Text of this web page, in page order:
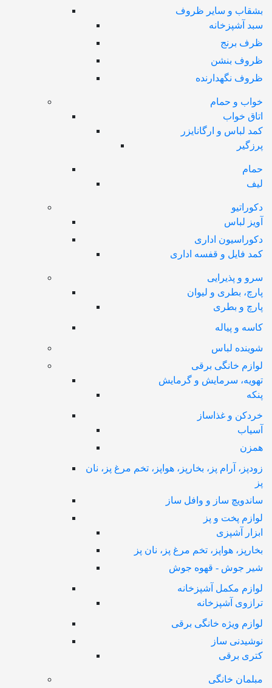
بشقاب و سایر ظروف
سبد آشپزخانه
ظرف برنج
ظروف بنشن
ظروف نگهدارنده
خواب و حمام
اتاق خواب
کمد لباس و ارگانایزر
پرزگیر
حمام
لیف
دکوراتیو
آویز لباس
دکوراسیون اداری
کمد فایل و قفسه اداری
سرو و پذیرایی
پارچ، بطری و لیوان
پارچ و بطری
کاسه و پیاله
شوینده لباس
لوازم خانگی برقی
تهویه، سرمایش و گرمایش
پنکه
خردکن و غذاساز
آسیاب
همزن
زودپز، آرام پز، بخارپز، هواپز، تخم مرغ پز، نان
پز
ساندویچ ساز و وافل ساز
لوازم پخت و پز
ابزار آشپزی
بخارپز، هواپز، تخم مرغ پز، نان پز
شیر جوش - قهوه جوش
لوازم مکمل آشپزخانه
ترازوی آشپزخانه
لوازم ویژه خانگی برقی
نوشیدنی ساز
کتری برقی
مبلمان خانگی